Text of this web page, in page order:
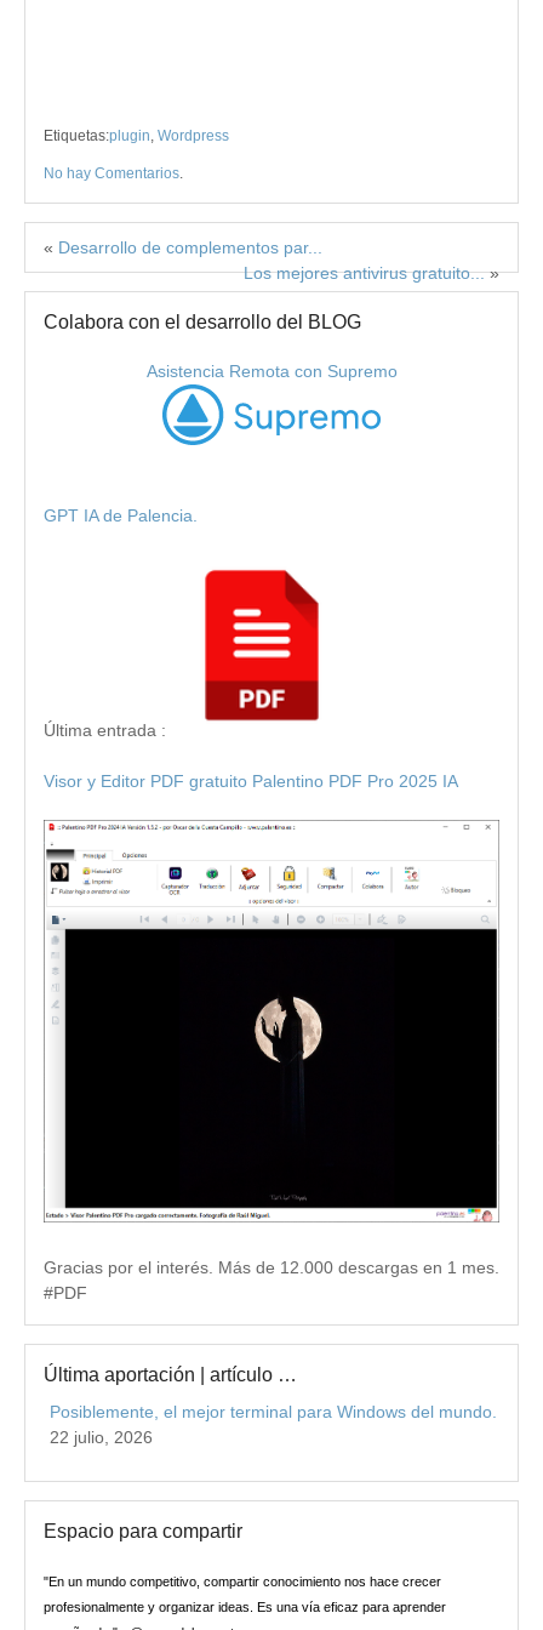
Etiquetas:plugin Wordpress
No hay Comentarios
« Desarrollo de complementos par...
Los mejores antivirus gratuito...»
Colabora con el desarrollo del BLOG
Asistencia Remota con Supremo
GPT IA de Palencia.
Última entrada :
Visor y Editor PDF gratuito Palentino PDF Pro 2025 IA
Gracias por el interés. Más de 12.000 descargas en 1 mes.
#PDF
Última aportación | artículo …
Posiblemente, el mejor terminal para Windows del mundo.
22 julio, 2026
Espacio para compartir
"En un mundo competitivo, compartir conocimiento nos hace crecer
profesionalmente y organizar ideas. Es una vía eficaz para aprender